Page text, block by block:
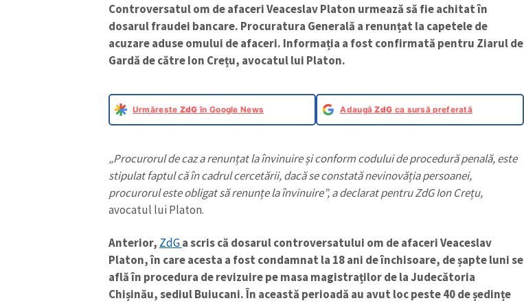
Controversatul om de afaceri Veaceslav Platon urmează să fie achitat în
dosarul fraudei bancare. Procuratura Generală a renunțat la capetele de
acuzare aduse omului de afaceri. Informația a fost confirmată pentru Ziarul de
Gardă de către Ion Crețu, avocatul lui Platon.
Urmărește ZdG în Google News AdaugăZdG ca sursă preferată
„Procurorul de caz a renunțat la învinuire și conform codului de procedură penală, este
stipulat faptul că în cadrul cercetării, dacă se constată nevinovăția persoanei,
procurorul este obligat să renunțe la învinuire”, a declarat pentru ZdG Ion Crețu,
avocatul lui Platon.
Anterior, ZdGa scris că dosarul controversatului om de afaceri Veaceslav
Platon, în care acesta a fost condamnat la 18 ani de închisoare, de șapte luni se
află în procedura de revizuire pe masa magistraților de la Judecătoria
Chișinău, sediul Buiucani. În această perioadă au avut loc peste 40 de ședințe